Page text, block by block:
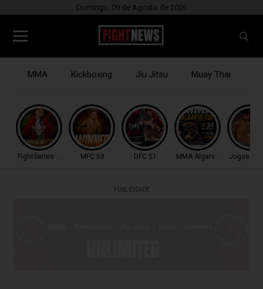
Domingo, 09 de Agosto de 2026
MMA Kickboxing Jiu Jitsu Muay Thai
FightSeries 11 MFC 53 DFC 51 MMA Algarve CupJogos
PUBLICIDADE